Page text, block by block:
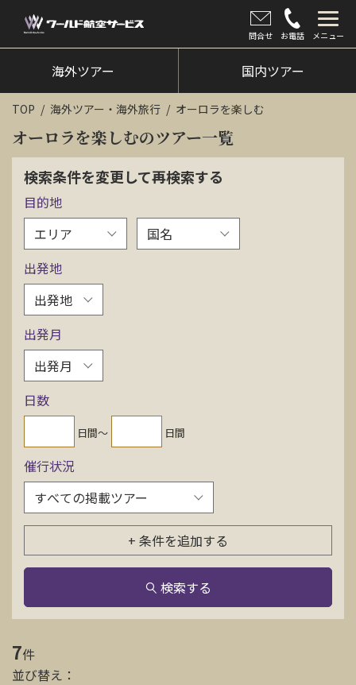
問合せ お電話 メニュー
海外ツアー
国内ツアー
クルーズツアー
ツアー催行状況
旅のひろば
イベント
新着情報
会社情報
資料請求
電話にてお問い合わせ
検索
海外ツアー 国内ツアー
TOP 海外ツアー・海外旅行 オーロラを楽しむ
オーロラを楽しむのツアー一覧
検索条件を変更して再検索する
目的地
出発地
出発月
日数
日間〜 日間
催行状況
+ 条件を追加する
検索する
7件
並び替え：